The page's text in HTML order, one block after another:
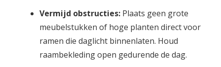
Vermijd obstructies:Plaats geen grote
meubelstukken of hoge planten direct voor
ramen die daglicht binnenlaten. Houd
raambekleding open gedurende de dag.